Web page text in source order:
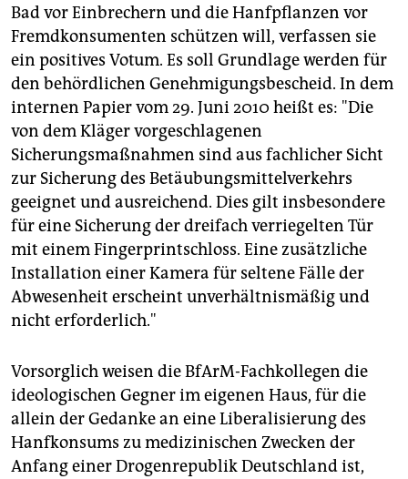
Bad vor Einbrechern und die Hanfpflanzen vor
Fremdkonsumenten schützen will, verfassen sie
ein positives Votum. Es soll Grundlage werden für
den behördlichen Genehmigungsbescheid. In dem
internen Papier vom 29. Juni 2010 heißt es: "Die
von dem Kläger vorgeschlagenen
Sicherungsmaßnahmen sind aus fachlicher Sicht
zur Sicherung des Betäubungsmittelverkehrs
geeignet und ausreichend. Dies gilt insbesondere
für eine Sicherung der dreifach verriegelten Tür
mit einem Fingerprintschloss. Eine zusätzliche
Installation einer Kamera für seltene Fälle der
Abwesenheit erscheint unverhältnismäßig und
nicht erforderlich."
Vorsorglich weisen die BfArM-Fachkollegen die
ideologischen Gegner im eigenen Haus, für die
allein der Gedanke an eine Liberalisierung des
Hanfkonsums zu medizinischen Zwecken der
Anfang einer Drogenrepublik Deutschland ist,